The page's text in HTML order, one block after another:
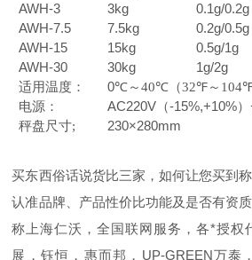
AWH-3 3kg 0.1g/0.2g
AWH-7.5 7.5kg 0.2g/0.5g
AWH-15 15kg 0.5g/1g
AWH-30 30kg 1g/2g
适用温度：
0℃～40℃（32℉～ 104℉
电源： AC220V（-15%,+10%
秤盘尺寸; 230×280mm
买东西俗话说货比三家，如何让您买到
认准品牌、产品性价比功能及是否有资
称上海仁沃，全国联网服务，各*授权
展，钰恒，惠而邦，UP-GREEN万泰